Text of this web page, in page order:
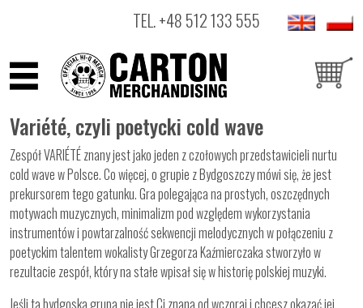
TEL.+48 512 133 555
ARTYŚCI
PRODUKTY
OUTLET
Variété, czyli poetycki cold wave
Zespół VARIÉTÉ znany jest jako jeden z czołowych przedstawicieli nurtu
cold wave w Polsce. Co więcej, o grupie z Bydgoszczy mówi się, że jest
prekursorem tego gatunku. Gra polegająca na prostych, oszczędnych
motywach muzycznych, minimalizm pod względem wykorzystania
instrumentów i powtarzalność sekwencji melodycznych w połączeniu z
poetyckim talentem wokalisty Grzegorza Kaźmierczaka stworzyło w
rezultacie zespół, który na stałe wpisał się w historię polskiej muzyki.
Jeśli ta bydgoska grupa nie jest Ci znana od wczoraj i chcesz okazać jej